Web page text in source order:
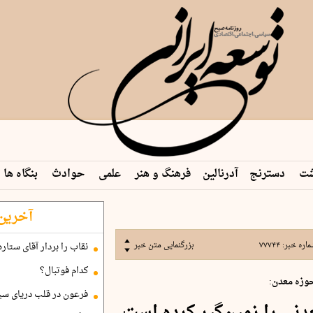
دسترنج آدرنالین فرهنگ و هنر علمی حوادث بنگاه ها
خبر:۷۷۷۴۴ بزرگنمایی متن خبر
معدن:
نقاب را بردار آقای
کدام فوتبال؟
فرعون در قلب دریای